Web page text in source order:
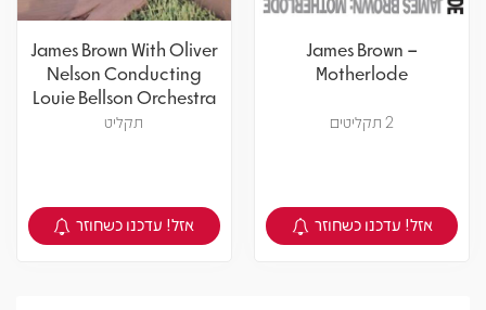
James Brown –
Motherlode
2 תקליטים
צפיה במוצר
אזל! עדכנו כשחוזר
James Brown With Oliver
Nelson Conducting
Louie Bellson Orchestra
– Soul On Top
תקליט
צפיה במוצר
אזל! עדכנו כשחוזר